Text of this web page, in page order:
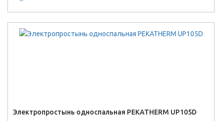
Электропростынь односпальная PEKATHERM UP105D